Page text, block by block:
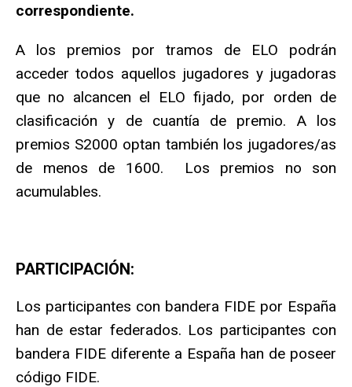
correspondiente.
A los premios por tramos de ELO podrán
acceder todos aquellos jugadores y jugadoras
que no alcancen el ELO fijado, por orden de
clasificación y de cuantía de premio. A los
premios S2000 optan también los jugadores/as
de menos de 1600. Los premios no son
acumulables.
PARTICIPACIÓN:
Los participantes con bandera FIDE por España
han de estar federados. Los participantes con
bandera FIDE diferente a España han de poseer
código FIDE.